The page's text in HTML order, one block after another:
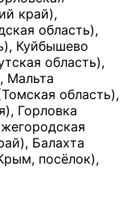
край),
область),
Куйбышево
область),
Мальта
область),
Горловка
Балахта
посёлок),